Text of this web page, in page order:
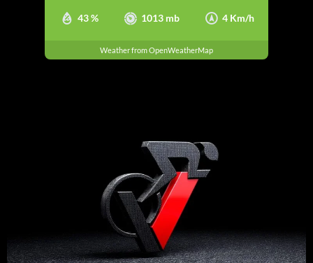
43 % 1013 mb 4 Km/h
Weather from OpenWeatherMap